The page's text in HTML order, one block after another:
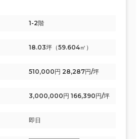
1-2階
18.03坪（59.604㎡）
510,000円 28,287円/坪
3,000,000円 166,390円/坪
即日